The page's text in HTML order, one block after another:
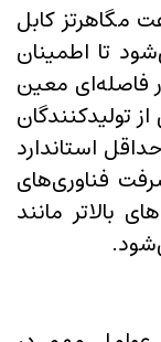
مگاهرتز کابل
تا اطمینان
معین
تولیدکنندگان
استاندارد
فناوری‌های
بالاتر مانند